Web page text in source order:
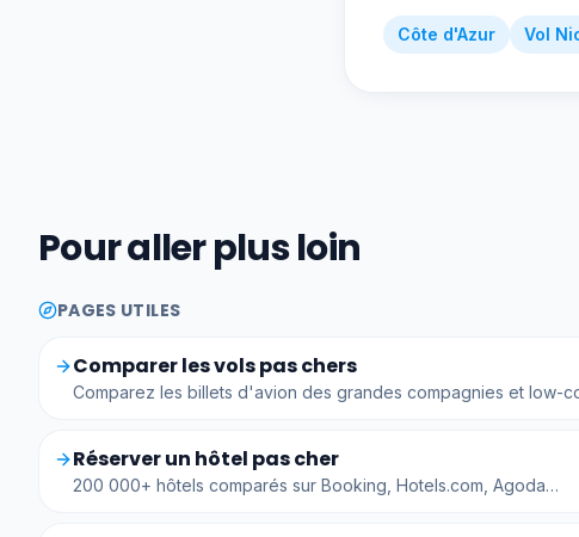
Côte d'Azur Vol
Pour aller plus loin
PAGES UTILES
Comparer les vols pas chers
Comparez les billets d'avion des grandes compagnies et low-
Réserver un hôtel pas cher
200 000+ hôtels comparés sur Booking, Hotels.com, Agoda…